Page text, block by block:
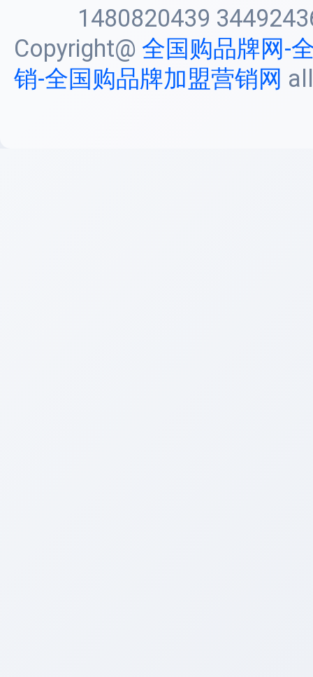
1480820439
Copyright@ 全国购品牌网-
销-全国购品牌加盟营销网